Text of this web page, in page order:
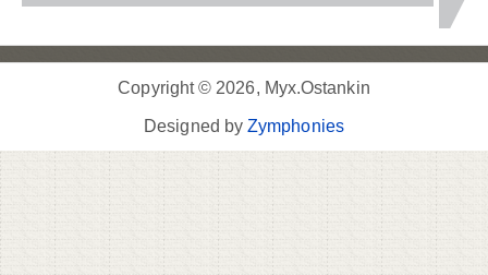
Copyright © 2026, Myx.Ostankin
Designed byZymphonies